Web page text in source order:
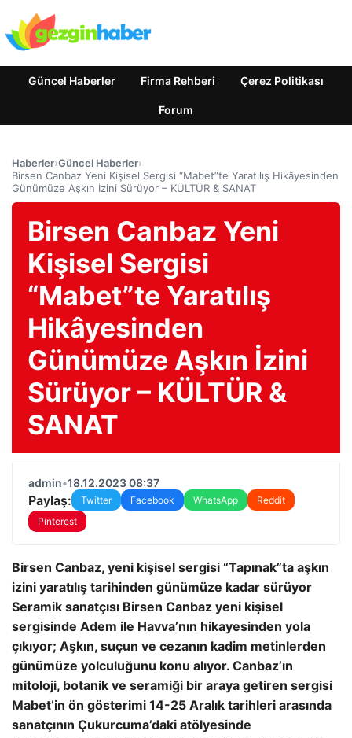
Güncel Haberler Firma Rehberi Çerez Politikası
Forum
Haberler›Güncel Haberler›
Birsen Canbaz Yeni Kişisel Sergisi “Mabet”te Yaratılış Hikâyesinden
Günümüze Aşkın İzini Sürüyor – KÜLTÜR & SANAT
Birsen Canbaz Yeni
Kişisel Sergisi
“Mabet”te Yaratılış
Hikâyesinden
Günümüze Aşkın İzini
Sürüyor – KÜLTÜR &
SANAT
admin•18.12.2023 08:37
Paylaş: Twitter Facebook WhatsApp
Reddit
Pinterest
Birsen Canbaz, yeni kişisel sergisi “Tapınak”ta aşkın
izini yaratılış tarihinden günümüze kadar sürüyor
Seramik sanatçısı Birsen Canbaz yeni kişisel
sergisinde Adem ile Havva’nın hikayesinden yola
çıkıyor; Aşkın, suçun ve cezanın kadim metinlerden
günümüze yolculuğunu konu alıyor. Canbaz’ın
mitoloji, botanik ve seramiği bir araya getiren sergisi
Mabet’in ön gösterimi 14-25 Aralık tarihleri ​​arasında
sanatçının Çukurcuma’daki atölyesinde